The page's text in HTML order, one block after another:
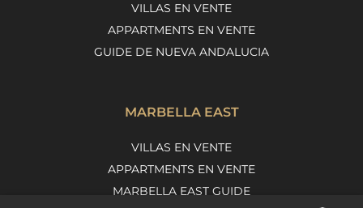
VILLAS EN VENTE
APPARTMENTS EN VENTE
GUIDE DE NUEVA ANDALUCIA
MARBELLA EAST
VILLAS EN VENTE
APPARTMENTS EN VENTE
MARBELLA EAST GUIDE